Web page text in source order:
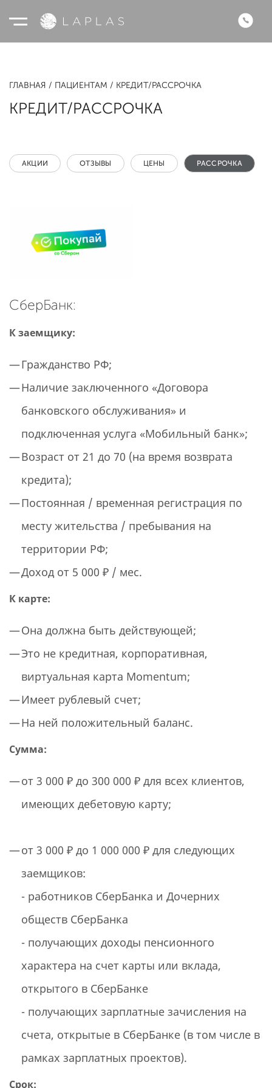
ГЛАВНАЯ ПАЦИЕНТАМ КРЕДИТ/РАССРОЧКА
КРЕДИТ/РАССРОЧКА
АКЦИИ ОТЗЫВЫ ЦЕНЫ РАССРОЧКА
СберБанк:
К заемщику:
Гражданство РФ;
Наличие заключенного «Договора
банковского обслуживания» и
подключенная услуга «Мобильный банк»;
Возраст от 21 до 70 (на время возврата
кредита);
Постоянная / временная регистрация по
месту жительства / пребывания на
территории РФ;
Доход от 5 000 ₽ / мес.
К карте:
Она должна быть действующей;
Это не кредитная, корпоративная,
виртуальная карта Momentum;
Имеет рублевый счет;
На ней положительный баланс.
Сумма:
от 3 000 ₽ до 300 000 ₽ для всех клиентов,
имеющих дебетовую карту;
от 3 000 ₽ до 1 000 000 ₽ для следующих
заемщиков:
- работников СберБанка и Дочерних
обществ СберБанка
- получающих доходы пенсионного
характера на счет карты или вклада,
открытого в СберБанке
- получающих зарплатные зачисления на
счета, открытые в СберБанке (в том числе в
рамках зарплатных проектов).
Срок: